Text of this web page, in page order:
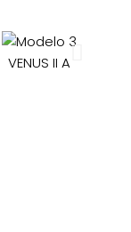
VENUS II A